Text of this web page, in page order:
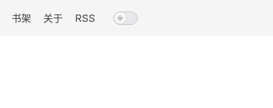
书架 关于 RSS